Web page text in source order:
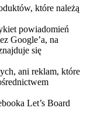
które należą
powiadomień
Google’a, na
się
ani reklam, które
Let’s Board